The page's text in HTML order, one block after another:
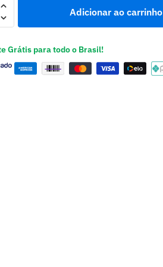
Adicionar ao carrinho
Grátis para todo o Brasil!